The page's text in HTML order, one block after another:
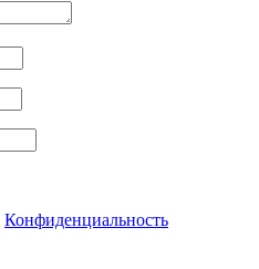
Конфиденциальность